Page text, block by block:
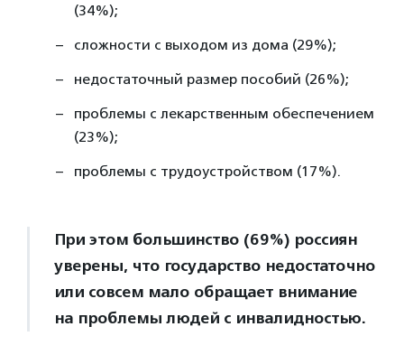
(34%);
сложности с выходом из дома (29%);
недостаточный размер пособий (26%);
проблемы с лекарственным обеспечением
(23%);
проблемы с трудоустройством (17%).
При этом большинство (69%) россиян
уверены, что государство недостаточно
или совсем мало обращает внимание
на проблемы людей с инвалидностью.